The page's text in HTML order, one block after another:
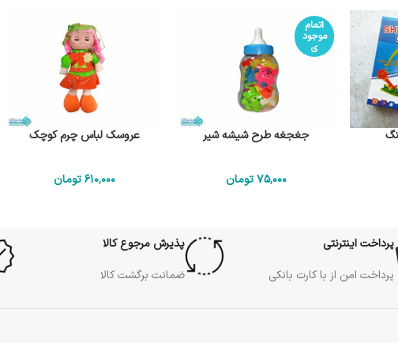
اتمام
موجود
ی
جغجغه طرح شیشه شیر
75٬000تومان
عروسک لباس چرم کوچک
610٬000تومان
پرداخت اینترنتی
پرداخت امن از با کارت بانکی
پذیرش مرجوع کالا
ضمانت برگشت کالا